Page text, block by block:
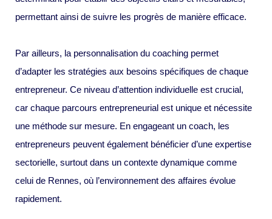
permettant ainsi de suivre les progrès de manière efficace.
Par ailleurs, la personnalisation du coaching permet
d’adapter les stratégies aux besoins spécifiques de chaque
entrepreneur. Ce niveau d’attention individuelle est crucial,
car chaque parcours entrepreneurial est unique et nécessite
une méthode sur mesure. En engageant un coach, les
entrepreneurs peuvent également bénéficier d’une expertise
sectorielle, surtout dans un contexte dynamique comme
celui de Rennes, où l’environnement des affaires évolue
rapidement.